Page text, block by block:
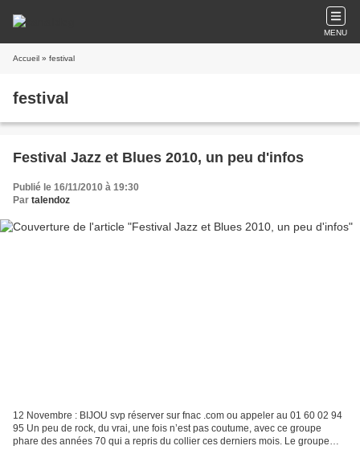
MENU
Accueil » festival
festival
Festival Jazz et Blues 2010, un peu d'infos
Publié le 16/11/2010 à 19:30
Par talendoz
12 Novembre : BIJOU svp réserver sur fnac .com ou appeler au 01 60 02 94
95 Un peu de rock, du vrai, une fois n’est pas coutume, avec ce groupe
phare des années 70 qui a repris du collier ces derniers mois. Le groupe